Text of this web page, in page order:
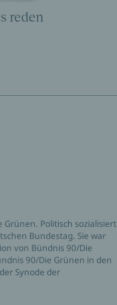
reden
Politisch sozialisiert
Bundestag. Sie war
von Bündnis 90/Die
90/Die Grünen in den
Synode der